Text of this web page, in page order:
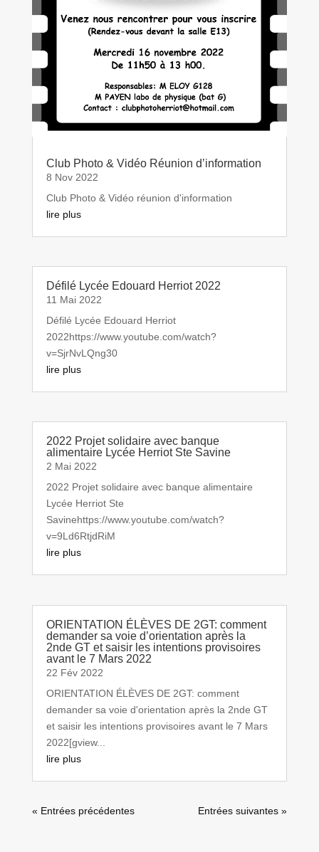
Club Photo & Vidéo Réunion d’information
8 Nov 2022
Club Photo & Vidéo réunion d'information
lire plus
Défilé Lycée Edouard Herriot 2022
11 Mai 2022
Défilé Lycée Edouard Herriot
2022https://www.youtube.com/watch?
v=SjrNvLQng30
lire plus
2022 Projet solidaire avec banque
alimentaire Lycée Herriot Ste Savine
2 Mai 2022
2022 Projet solidaire avec banque alimentaire
Lycée Herriot Ste
Savinehttps://www.youtube.com/watch?
v=9Ld6RtjdRiM
lire plus
ORIENTATION ÉLÈVES DE 2GT: comment
demander sa voie d’orientation après la
2nde GT et saisir les intentions provisoires
avant le 7 Mars 2022
22 Fév 2022
ORIENTATION ÉLÈVES DE 2GT: comment
demander sa voie d'orientation après la 2nde GT
et saisir les intentions provisoires avant le 7 Mars
2022[gview...
lire plus
« Entrées précédentes Entrées suivantes »